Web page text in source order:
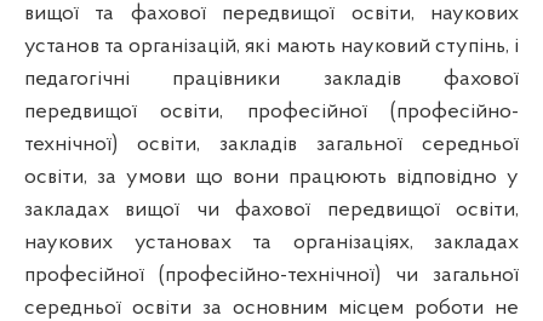
вищої та фахової передвищої освіти, наукових
установ та організацій, які мають науковий ступінь, і
педагогічні працівники закладів фахової
передвищої освіти, професійної (професійно-
технічної) освіти, закладів загальної середньої
освіти, за умови що вони працюють відповідно у
закладах вищої чи фахової передвищої освіти,
наукових установах та організаціях, закладах
професійної (професійно-технічної) чи загальної
середньої освіти за основним місцем роботи не